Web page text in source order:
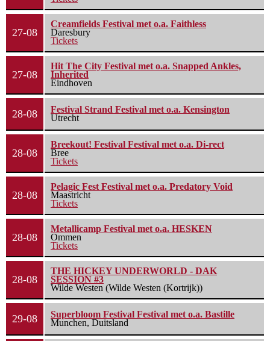
27-08
Creamfields Festival met o.a. Faithless
Daresbury
Tickets
27-08
Hit The City Festival met o.a. Snapped Ankles,
Inherited
Eindhoven
28-08
Festival Strand Festival met o.a. Kensington
Utrecht
28-08
Breekout! Festival Festival met o.a. Di-rect
Bree
Tickets
28-08
Pelagic Fest Festival met o.a. Predatory Void
Maastricht
Tickets
28-08
Metallicamp Festival met o.a. HESKEN
Ommen
Tickets
28-08
THE HICKEY UNDERWORLD - DAK
SESSION #3
Wilde Westen (Wilde Westen (Kortrijk))
29-08
Superbloom Festival Festival met o.a. Bastille
Munchen, Duitsland